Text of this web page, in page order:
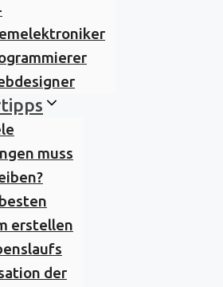
muss
erstellen
der